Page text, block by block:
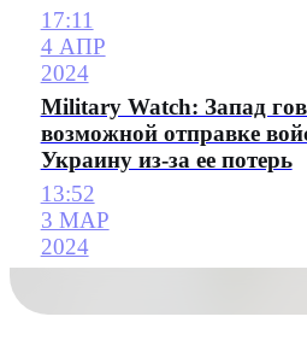
17:11
4 АПР
2024
Military Watch: Запад
возможной отправке
Украину из-за ее потерь
13:52
3 МАР
2024